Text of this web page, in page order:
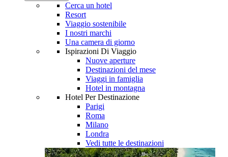
Cerca un hotel
Resort
Viaggio sostenibile
I nostri marchi
Una camera di giorno
Ispirazioni Di Viaggio
Nuove aperture
Destinazioni del mese
Viaggi in famiglia
Hotel in montagna
Hotel Per Destinazione
Parigi
Roma
Milano
Londra
Vedi tutte le destinazioni